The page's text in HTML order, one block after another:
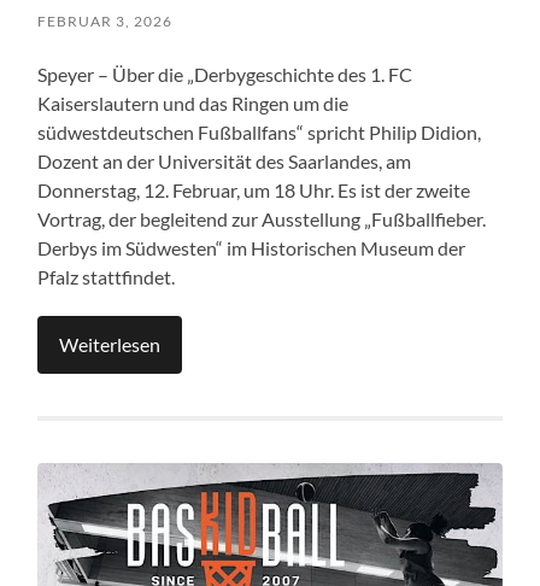
FEBRUAR 3, 2026
Speyer – Über die „Derbygeschichte des 1. FC
Kaiserslautern und das Ringen um die
südwestdeutschen Fußballfans“ spricht Philip Didion,
Dozent an der Universität des Saarlandes, am
Donnerstag, 12. Februar, um 18 Uhr. Es ist der zweite
Vortrag, der begleitend zur Ausstellung „Fußballfieber.
Derbys im Südwesten“ im Historischen Museum der
Pfalz stattfindet.
Weiterlesen